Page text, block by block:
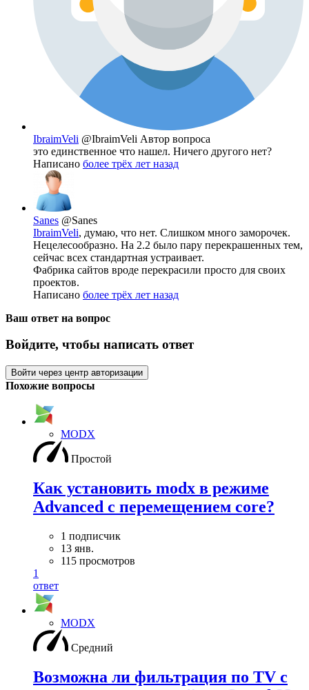
IbraimVeli @IbraimVeli Автор вопроса
это единственное что нашел. Ничего другого нет?
Написано более трёх лет назад
Sanes @Sanes
IbraimVeli, думаю, что нет. Слишком много заморочек.
Нецелесообразно. На 2.2 было пару перекрашенных тем,
сейчас всех стандартная устраивает.
Фабрика сайтов вроде перекрасили просто для своих
проектов.
Написано более трёх лет назад
Ваш ответ на вопрос
Войдите, чтобы написать ответ
Войти через центр авторизации
Похожие вопросы
MODX
Простой
Как установить modx в режиме
Advanced с перемещением core?
1 подписчик
13 янв.
115 просмотров
1
ответ
MODX
Средний
Возможна ли фильтрация по TV с